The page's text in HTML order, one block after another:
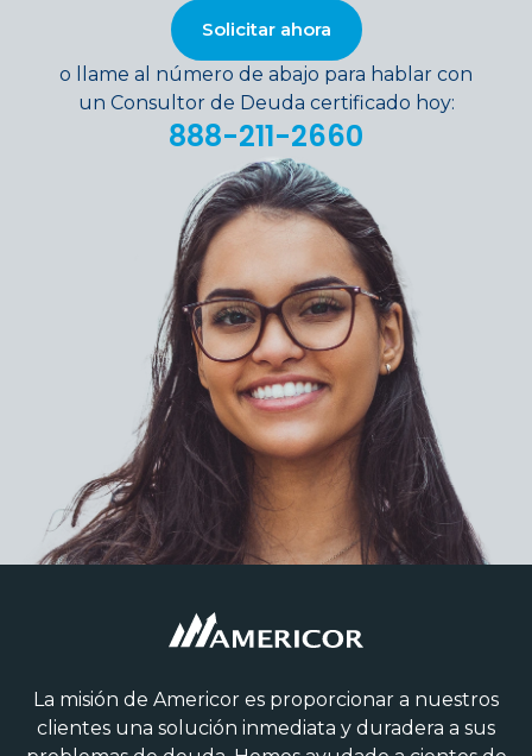
Solicitar ahora
o llame al número de abajo para hablar con
un Consultor de Deuda certificado hoy:
888-211-2660
La misión de Americor es proporcionar a nuestros
clientes una solución inmediata y duradera a sus